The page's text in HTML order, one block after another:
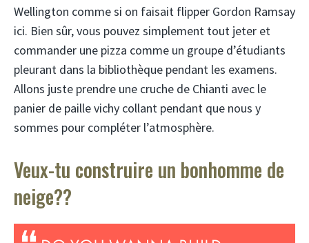
Wellington comme si on faisait flipper Gordon Ramsay
ici. Bien sûr, vous pouvez simplement tout jeter et
commander une pizza comme un groupe d’étudiants
pleurant dans la bibliothèque pendant les examens.
Allons juste prendre une cruche de Chianti avec le
panier de paille vichy collant pendant que nous y
sommes pour compléter l’atmosphère.
Veux-tu construire un bonhomme de
neige??